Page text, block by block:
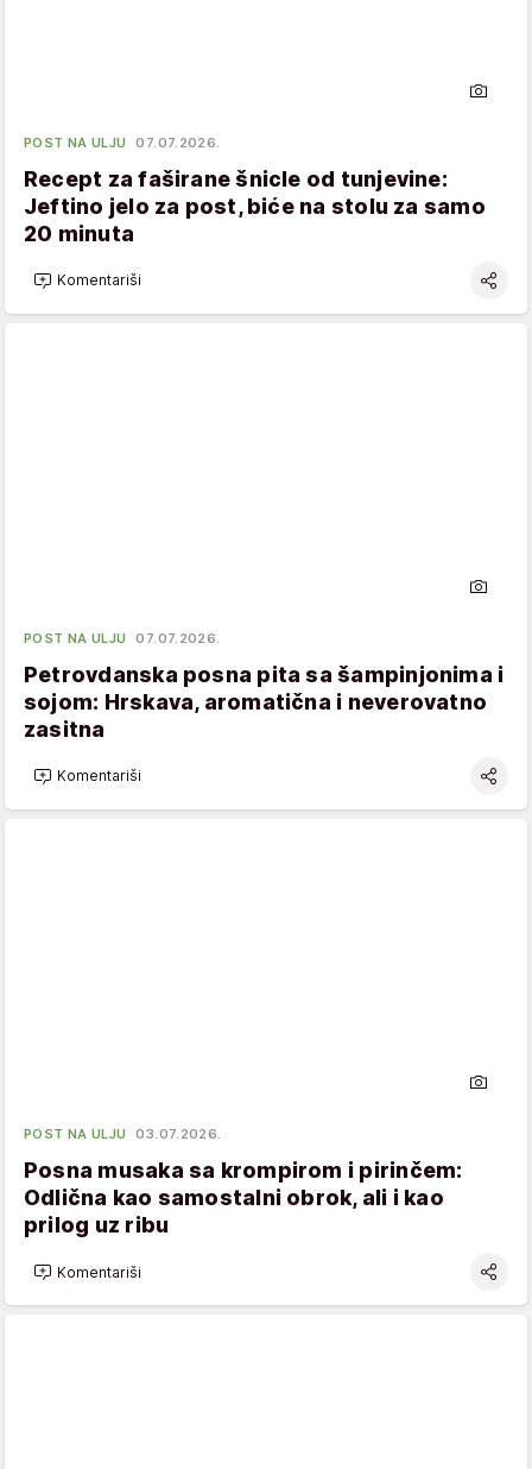
POST NA ULJU 07.07.2026.
Recept za faširane šnicle od tunjevine:
Jeftino jelo za post, biće na stolu za samo
20 minuta
Komentariši
POST NA ULJU 07.07.2026.
Petrovdanska posna pita sa šampinjonima i
sojom: Hrskava, aromatična i neverovatno
zasitna
Komentariši
POST NA ULJU 03.07.2026.
Posna musaka sa krompirom i pirinčem:
Odlična kao samostalni obrok, ali i kao
prilog uz ribu
Komentariši